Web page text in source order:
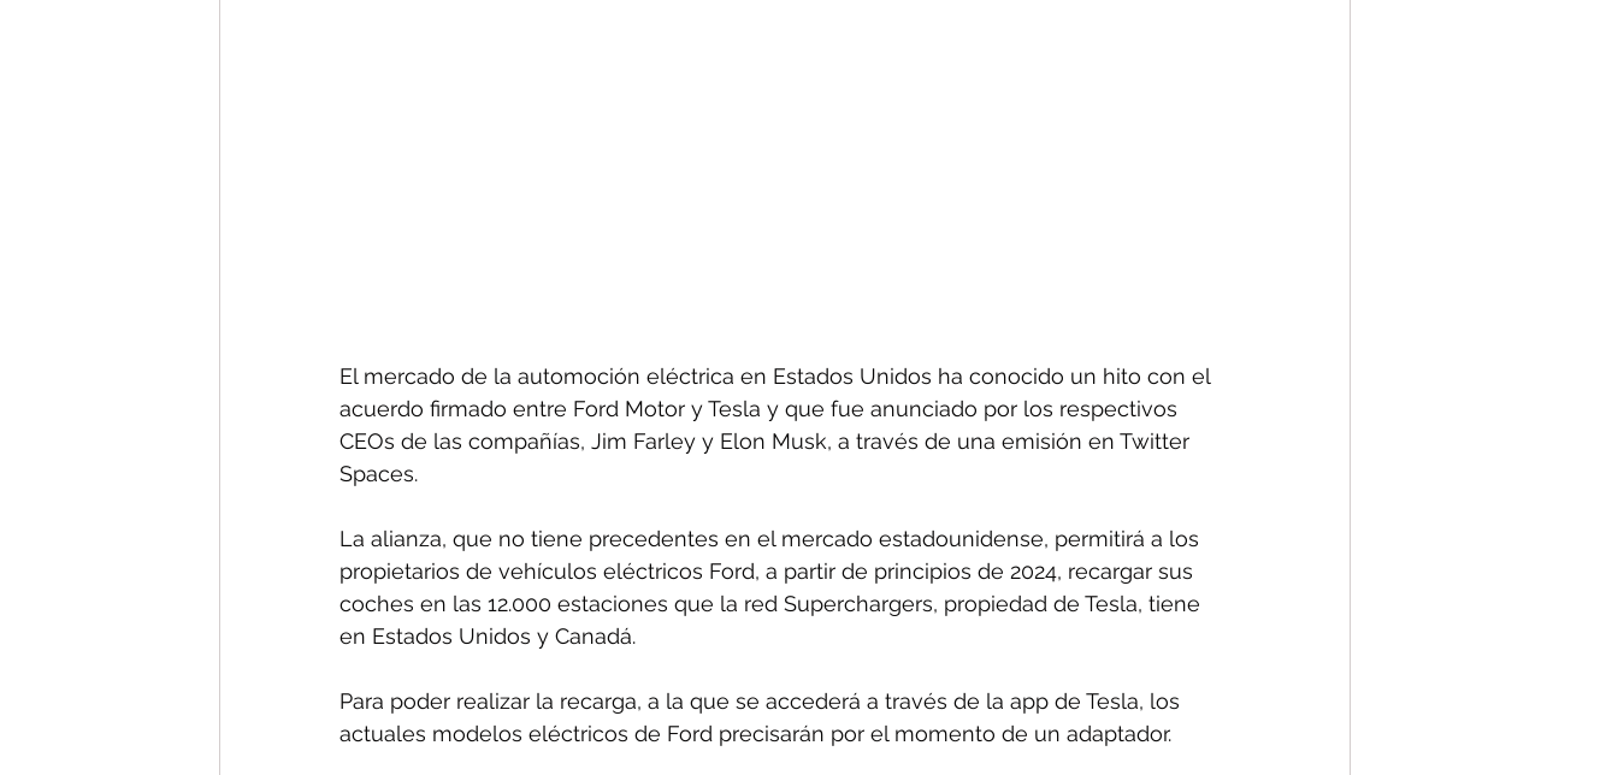
El mercado de la automoción eléctrica en Estados Unidos ha conocido un hito con el
acuerdo firmado entre Ford Motor y Tesla y que fue anunciado por los respectivos
CEOs de las compañías, Jim Farley y Elon Musk, a través de una emisión en Twitter
Spaces.
La alianza, que no tiene precedentes en el mercado estadounidense, permitirá a los
propietarios de vehículos eléctricos Ford, a partir de principios de 2024, recargar sus
coches en las 12.000 estaciones que la red Superchargers, propiedad de Tesla, tiene
en Estados Unidos y Canadá.
Para poder realizar la recarga, a la que se accederá a través de la app de Tesla, los
actuales modelos eléctricos de Ford precisarán por el momento de un adaptador.